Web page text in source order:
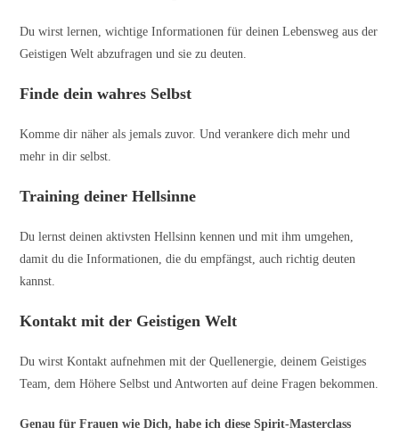
Du wirst lernen, wichtige Informationen für deinen Lebensweg aus der
Geistigen Welt abzufragen und sie zu deuten.
Finde dein wahres Selbst
Komme dir näher als jemals zuvor. Und verankere dich mehr und
mehr in dir selbst.
Training deiner Hellsinne
Du lernst deinen aktivsten Hellsinn kennen und mit ihm umgehen,
damit du die Informationen, die du empfängst, auch richtig deuten
kannst.
Kontakt mit der Geistigen Welt
Du wirst Kontakt aufnehmen mit der Quellenergie, deinem Geistiges
Team, dem Höhere Selbst und Antworten auf deine Fragen bekommen.
Genau für Frauen wie Dich, habe ich diese Spirit-Masterclass